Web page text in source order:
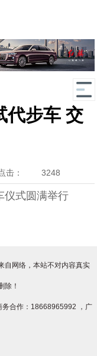
代步车 交
击： 3248
仪式圆满举行
自网络，本站不对内容真实
除！
务合作：18668965992 ，广